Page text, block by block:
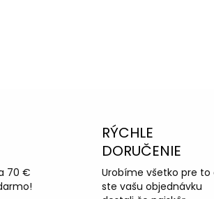
70 €
RÝCHLE
DORUČENIE
Urobíme všetko pre to
ste vašu objednávku